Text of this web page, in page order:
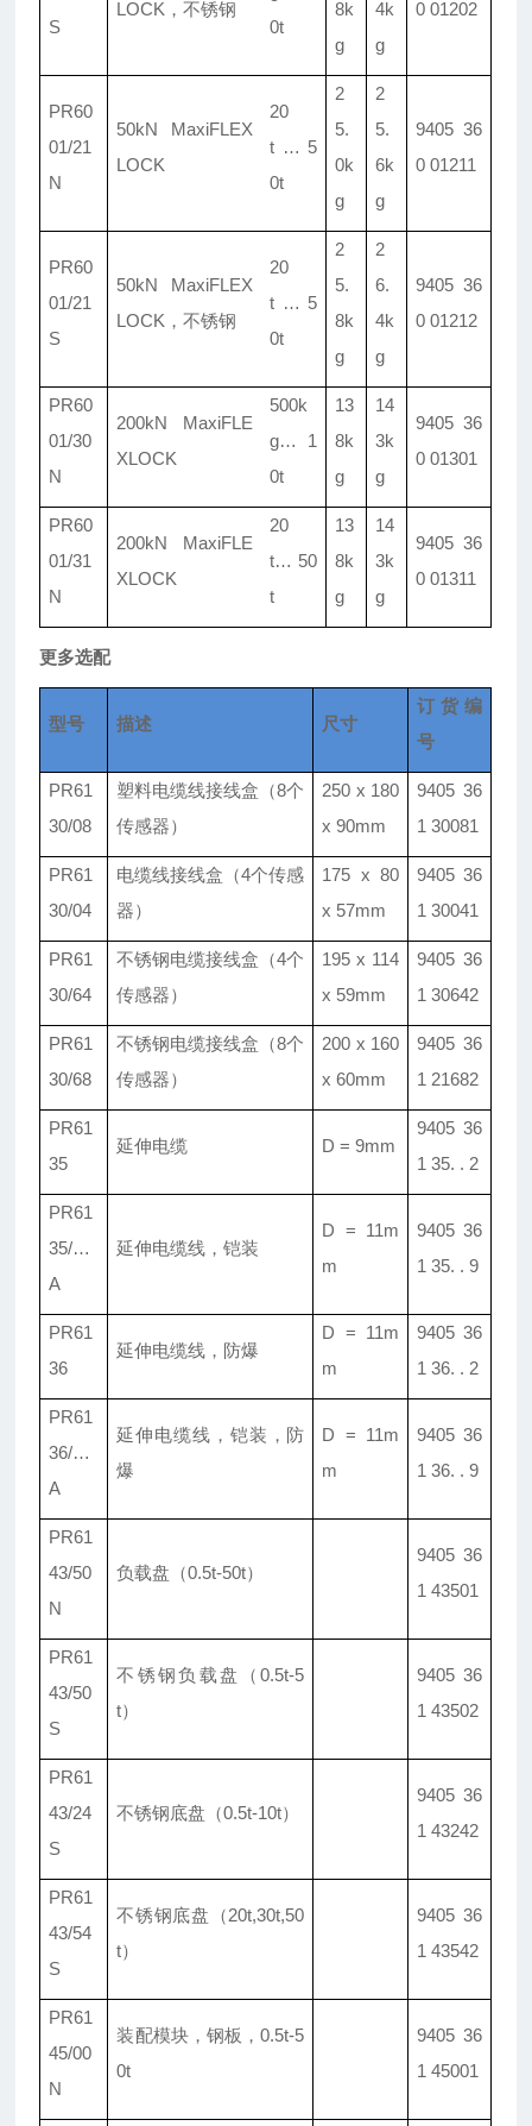
S
LOCK ，不锈钢
0t
8k
g
4k
g
0 01202
PR60
01/21
N
50kN MaxiFLEX
LOCK
20
t … 5
0t
2
5.
0k
g
2
5.
6k
g
9405 36
0 01211
PR60
01/21
S
50kN MaxiFLEX
LOCK ，不锈钢
20
t … 5
0t
2
5.
8k
g
2
6.
4k
g
9405 36
0 01212
PR60
01/30
N
200kN MaxiFLE
XLOCK
500k
g…
1
0t
13
8k
g
14
3k
g
9405 36
0 01301
PR60
01/31
N
200kN MaxiFLE
XLOCK
20
t… 50
t
13
8k
g
14
3k
g
9405 36
0 01311
更多选配
型号 描述 尺寸
订货编
号
PR61
30/08
塑料电缆线接线盒 （8个
传感器）
250 x 180
x 90mm
9405 36
1 30081
PR61
30/04
电缆线接线盒 （4个传感
器）
175 x 80
x 57mm
9405 36
1 30041
PR61
30/64
不锈钢电缆接线盒 （4个
传感器）
195 x 114
x 59mm
9405 36
1 30642
PR61
30/68
不锈钢电缆接线盒 （8个
传感器）
200 x 160
x 60mm
9405 36
1 21682
PR61
35
延伸电缆 D = 9mm
9405 36
1 35. . 2
PR61
35/…
A
延伸电缆线 ，铠装
D = 11m
m
9405 36
1 35. . 9
PR61
36
延伸电缆线 ， 防爆
D = 11m
m
9405 36
1 36. . 2
PR61
36/…
A
延伸电缆线 ， 铠装 ， 防
爆
D = 11m
m
9405 36
1 36. . 9
PR61
43/50
N
负载盘 （0.5t-50t）
9405 36
1 43501
PR61
43/50
S
不锈钢负载盘（0.5t-5
t）
9405 36
1 43502
PR61
43/24
S
不锈钢底盘（0.5t-10t）
9405 36
1 43242
PR61
43/54
S
不锈钢底盘
（20t,30t,50
t）
9405 36
1 43542
PR61
45/00
N
装配模块，钢板，0.5t-5
0t
9405 36
1 45001